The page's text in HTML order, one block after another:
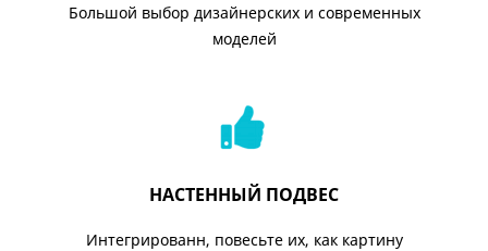
Большой выбор дизайнерских и современных
моделей
НАСТЕННЫЙ ПОДВЕС
Интегрированн, повесьте их, как картину